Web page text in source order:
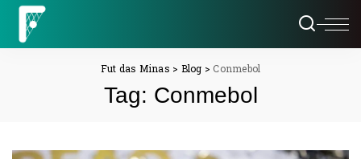
Fut das Minas > Blog > Conmebol
Tag: Conmebol